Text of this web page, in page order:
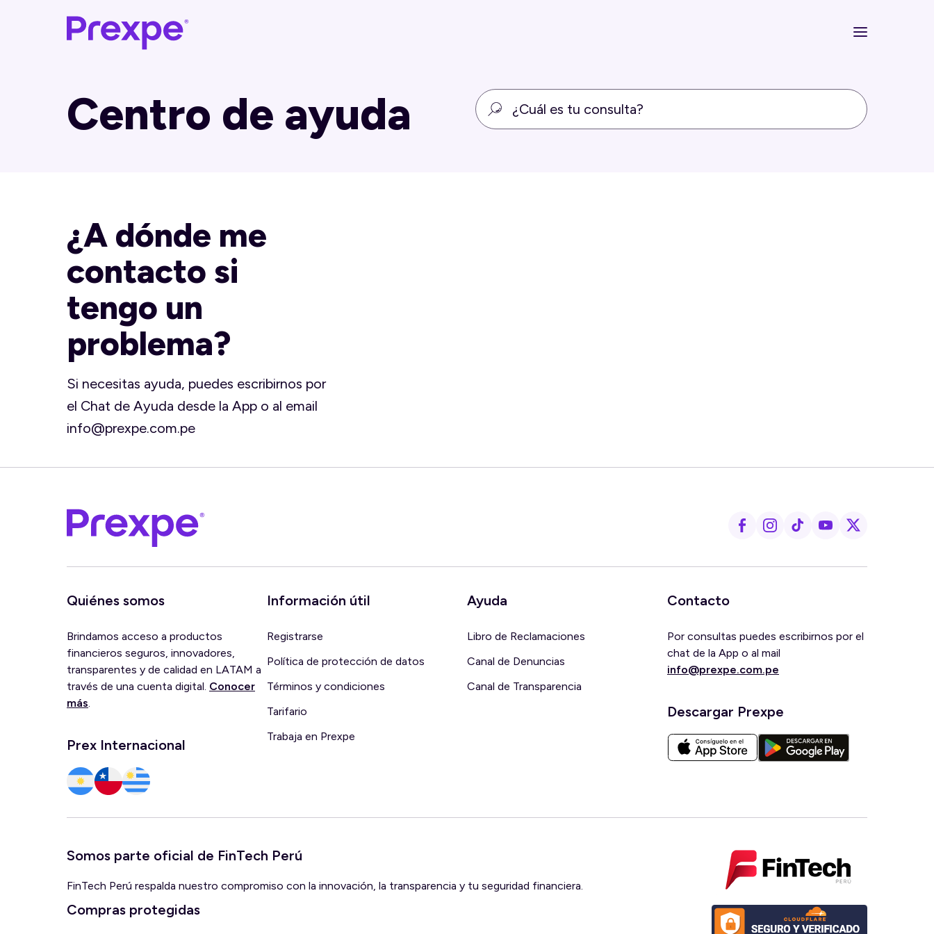
Centro de ayuda
¿A dónde me
contacto si
tengo un
problema?
Si necesitas ayuda, puedes escribirnos por
el Chat de Ayuda desde la App o al email
info@prexpe.com.pe
Quiénes somos
Brindamos acceso a productos
financieros seguros, innovadores,
transparentes y de calidad en LATAM a
través de una cuenta digital. Conocer
más.
Prex Internacional
Información útil
Registrarse
Política de protección de datos
Términos y condiciones
Tarifario
Trabaja en Prexpe
Ayuda
Libro de Reclamaciones
Canal de Denuncias
Canal de Transparencia
Contacto
Por consultas puedes escribirnos por el
chat de la App o al mail
info@prexpe.com.pe
Descargar Prexpe
Somos parte oficial de FinTech Perú
FinTech Perú respalda nuestro compromiso con la innovación, la transparencia y tu seguridad financiera.
Compras protegidas